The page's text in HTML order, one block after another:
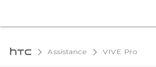
Assistance VIVE Pro‎